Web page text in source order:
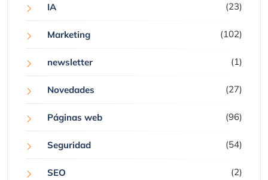
IA (23)
Marketing (102)
newsletter (1)
Novedades (27)
Páginas web (96)
Seguridad (54)
SEO (2)